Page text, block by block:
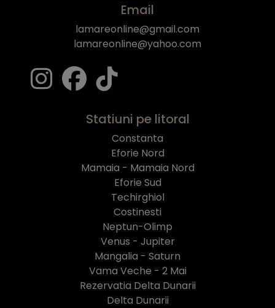
Email
lamareonline@gmail.com
lamareonline@yahoo.com
Statiuni pe litoral
Constanta
Eforie Nord
Mamaia - Mamaia Nord
Eforie Sud
Techirghiol
Costinesti
Neptun-Olimp
Venus - Jupiter
Mangalia - Saturn
Vama Veche - 2 Mai
Rezervatia Delta Dunarii
Delta Dunarii